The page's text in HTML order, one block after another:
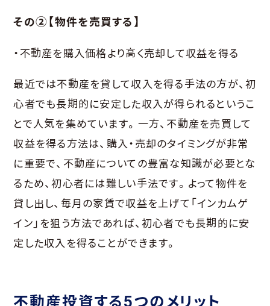
その②【物件を売買する】
・不動産を購入価格より高く売却して収益を得る
最近では不動産を貸して収入を得る手法の方が、初
心者でも長期的に安定した収入が得られるというこ
とで人気を集めています。一方、不動産を売買して
収益を得る方法は、購入・売却のタイミングが非常
に重要で、不動産についての豊富な知識が必要とな
るため、初心者には難しい手法です。よって物件を
貸し出し、毎月の家賃で収益を上げて「インカムゲ
イン」を狙う方法であれば、初心者でも長期的に安
定した収入を得ることができます。
不動産投資する5つのメリット